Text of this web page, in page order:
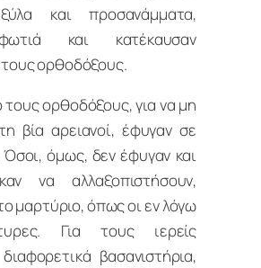
και προσανάμματα,
και κατέκαυσαν
ορθοδόξους.
τους ορθοδόξους, για να μη
βία αρειανοί, έφυγαν σε
όμως, δεν έφυγαν και
να αλλαξοπιστήσουν,
μαρτύριο, όπως οι εν λόγω
Για τους ιερείς
βασανιστήρια,